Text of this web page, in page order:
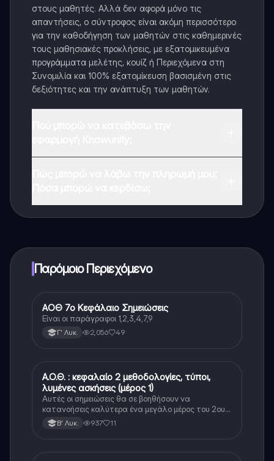
στους μαθητές. Αλλά δεν αφορά μόνο τις
απαντήσεις, ο σύντροφος είναι ακόμη περισσότερο
για την καθοδήγηση των μαθητών στις καθημερινές
τους μαθησιακές προκλήσεις, με εξατομικευμένα
προγράμματα μελέτης, κουίζ ή Περιεχόμενα στη
Συνομιλία και 100% εξατομίκευση βασισμένη στις
δεξιότητες και την ανάπτυξη των μαθητών.
Παρόμοιο Περιεχόμενο
ΑΟΘ (Οικονομία)
ΑΟΘ 7ο Κεφάλαιο Σημειώσεις
Είναι οι παράγραφοι 1,2,3,4,7,9
Γ' Λυκ. 2,056 49
ΑΟΘ (Οικονομία)
Α.Ο.Θ. : κεφαλαίο 2 μεθοδολογίες, τύποι,
λυμένες ασκήσεις (μέρος 1)
Αυτές οι σημειώσεις θα σε βοηθήσουν να
κατανοήσεις καλύτερα ένα μεγάλο μέρος του 2ου
κεφαλαίου στο αοθ το οποίο είναι από τα πιο
δύσκολα και σημαντικά κεφάλαια
Β' Λυκ. 937 11